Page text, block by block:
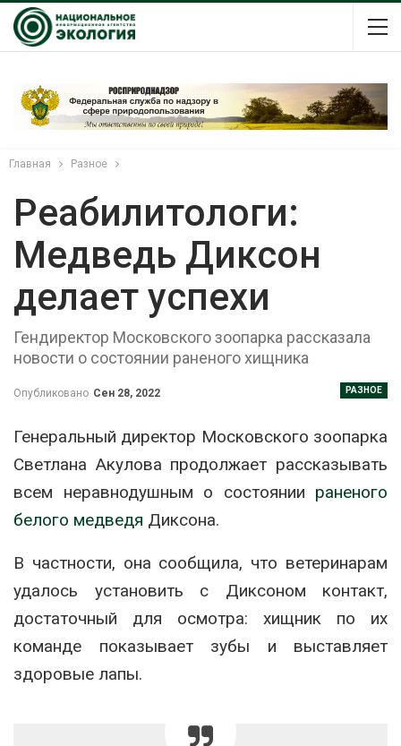
Главная Разное
Реабилитологи:
Медведь Диксон
делает успехи
Гендиректор Московского зоопарка рассказала
новости о состоянии раненого хищника
РАЗНОЕ
Опубликовано Сен 28, 2022
Генеральный директор Московского зоопарка
Светлана Акулова продолжает рассказывать
всем неравнодушным о состоянии раненого
белого медведя Диксона.
В частности, она сообщила, что ветеринарам
удалось установить с Диксоном контакт,
достаточный для осмотра: хищник по их
команде показывает зубы и выставляет
здоровые лапы.